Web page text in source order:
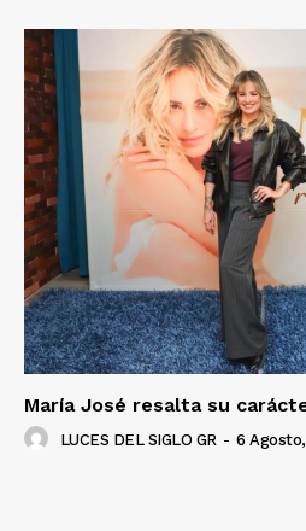
Del
María José resalta su
LUCES DEL SIGLO GR - 6